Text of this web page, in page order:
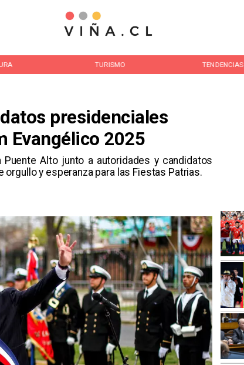
TURISMO TENDENCIAS
presidenciales
Evangélico 2025
Alto junto a autoridades y candidatos
y esperanza para las Fiestas Patrias.